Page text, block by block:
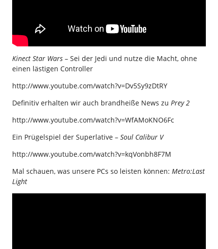
Kinect Star Wars – Sei der Jedi und nutze die Macht, ohne
einen lästigen Controller
http://www.youtube.com/watch?v=Dv5Sy9zDtRY
Definitiv erhalten wir auch brandheiße News zu Prey 2
http://www.youtube.com/watch?v=WfAMoKNO6Fc
Ein Prügelspiel der Superlative – Soul Calibur V
http://www.youtube.com/watch?v=kqVonbh8F7M
Mal schauen, was unsere PCs so leisten können: Metro:Last
Light